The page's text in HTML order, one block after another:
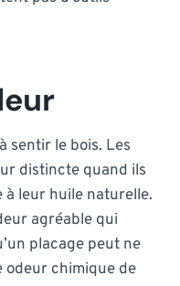
sentir le bois. Les
distincte quand ils
à leur huile naturelle.
agréable qui
placage peut ne
odeur chimique de